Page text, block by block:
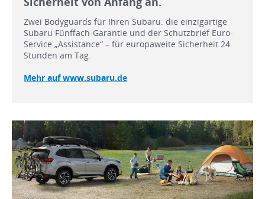
Zwei Bodyguards für Ihren Subaru: die einzigartige
Subaru Fünffach-Garantie und der Schutzbrief Euro-
Service „Assistance“ – für europaweite Sicherheit 24
Stunden am Tag.
Mehr auf www.subaru.de